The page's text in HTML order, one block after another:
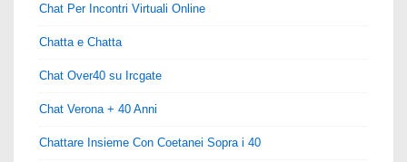
Chat Per Incontri Virtuali Online
Chatta e Chatta
Chat Over40 su Ircgate
Chat Verona + 40 Anni
Chattare Insieme Con Coetanei Sopra i 40